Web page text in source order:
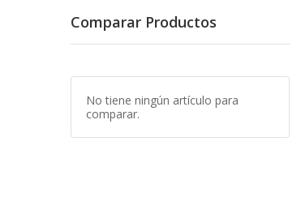
Comparar Productos
No tiene ningún artículo para
comparar.